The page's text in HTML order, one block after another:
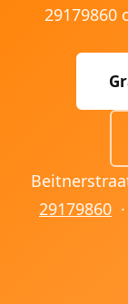
29179860
29179860 ·